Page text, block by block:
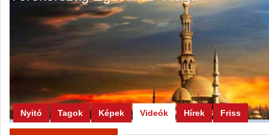
Nyitó Tagok Képek Videók Hírek Friss